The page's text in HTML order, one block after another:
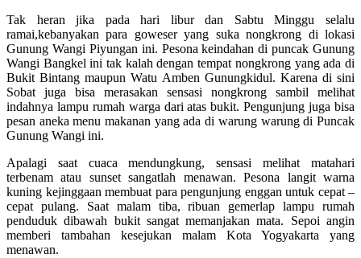
Tak heran jika pada hari libur dan Sabtu Minggu selalu
ramai,kebanyakan para goweser yang suka nongkrong di lokasi
Gunung Wangi Piyungan ini. Pesona keindahan di puncak Gunung
Wangi Bangkel ini tak kalah dengan tempat nongkrong yang ada di
Bukit Bintang maupun Watu Amben Gunungkidul. Karena di sini
Sobat juga bisa merasakan sensasi nongkrong sambil melihat
indahnya lampu rumah warga dari atas bukit. Pengunjung juga bisa
pesan aneka menu makanan yang ada di warung warung di Puncak
Gunung Wangi ini.
Apalagi saat cuaca mendungkung, sensasi melihat matahari
terbenam atau sunset sangatlah menawan. Pesona langit warna
kuning kejinggaan membuat para pengunjung enggan untuk cepat –
cepat pulang. Saat malam tiba, ribuan gemerlap lampu rumah
penduduk dibawah bukit sangat memanjakan mata. Sepoi angin
memberi tambahan kesejukan malam Kota Yogyakarta yang
menawan.